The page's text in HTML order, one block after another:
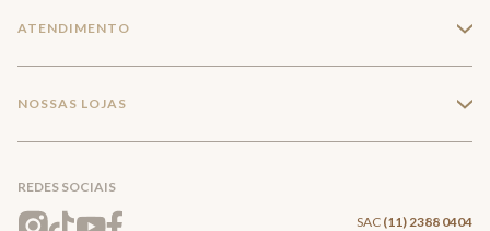
Trabalhe conosco
Mapa do Site
Meus pedidos
Wishlist
ATENDIMENTO +
Entrega e Frete
NOSSAS LOJAS +
REDES SOCIAIS
SAC (11) 2388 0404